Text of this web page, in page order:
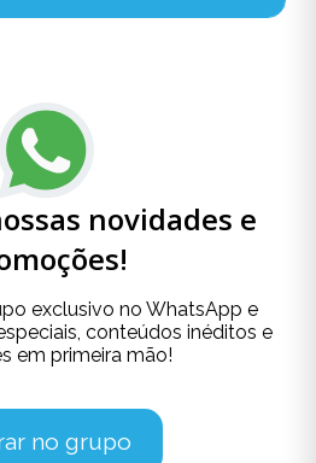
novidades e
exclusivo no WhatsApp e
conteúdos inéditos e
em primeira mão!
no grupo